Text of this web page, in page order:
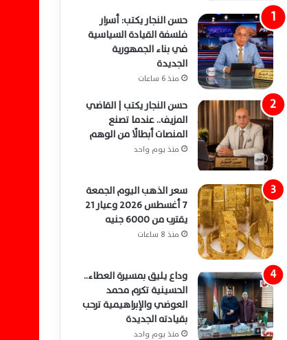
حسن النجار يكتب: أسرار
فلسفة القيادة السياسية
في بناء الجمهورية
الجديدة
منذ 6 ساعات
حسن النجار يكتب | القاضي
المزيف.. عندما تصنع
المنصات أبطالًا من الوهم
منذ يوم واحد
سعر الذهب اليوم الجمعة
7 أغسطس 2026 وعيار 21
يقترب من 6000 جنيه
منذ 8 ساعات
وداع يليق بمسيرة العطاء..
الحسينية تكرم محمد
العوضي والإبراهيمية ترحب
بقيادته الجديدة
منذ يوم واحد